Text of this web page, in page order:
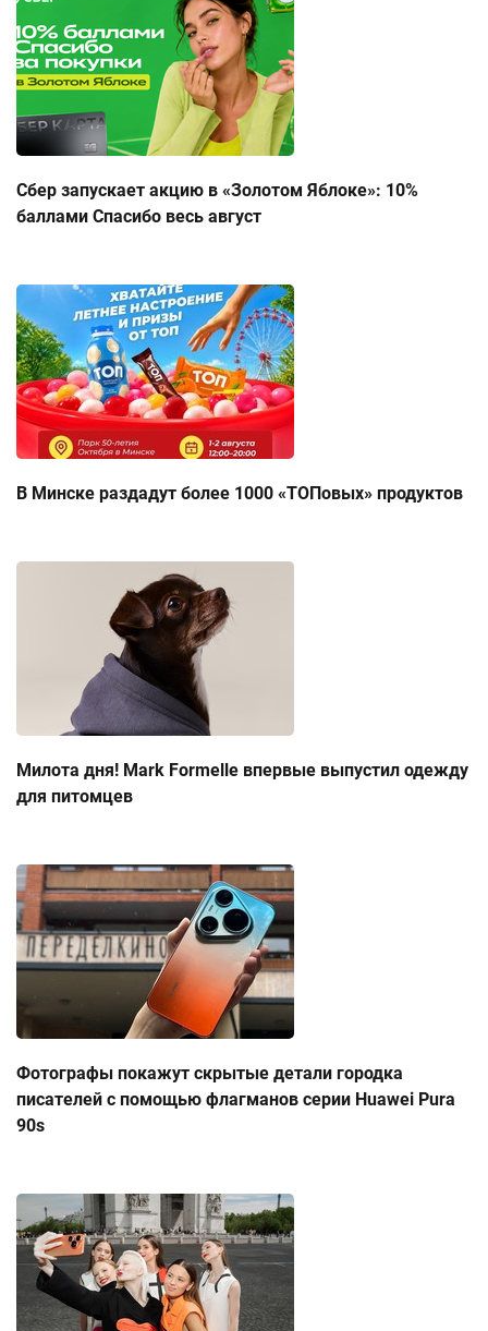
Сбер запускает акцию в «Золотом Яблоке»: 10%
баллами Спасибо весь август
В Минске раздадут более 1000 «ТОПовых» продуктов
Милота дня! Mark Formelle впервые выпустил одежду
для питомцев
Фотографы покажут скрытые детали городка
писателей с помощью флагманов серии Huawei Pura
90s